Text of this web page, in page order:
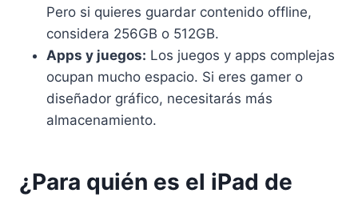
Pero si quieres guardar contenido offline,
considera 256GB o 512GB.
Apps y juegos: Los juegos y apps complejas
ocupan mucho espacio. Si eres gamer o
diseñador gráfico, necesitarás más
almacenamiento.
¿Para quién es el iPad de